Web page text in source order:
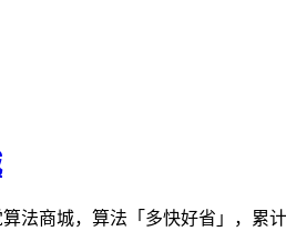
法商城，算法「多快好省」，累